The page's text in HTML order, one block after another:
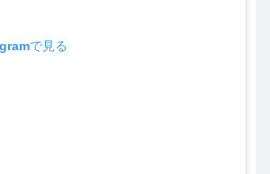
で見る